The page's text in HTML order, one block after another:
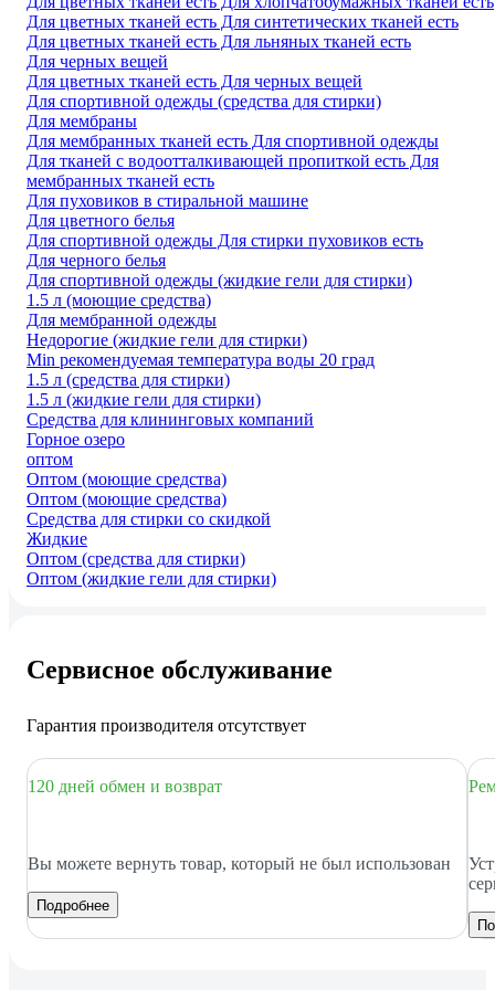
Для цветных тканей есть Для синтетических тканей есть
Для цветных тканей есть Для льняных тканей есть
Для черных вещей
Для цветных тканей есть Для черных вещей
Для спортивной одежды (средства для стирки)
Для мембраны
Для мембранных тканей есть Для спортивной одежды
Для тканей с водоотталкивающей пропиткой есть Для
мембранных тканей есть
Для пуховиков в стиральной машине
Для цветного белья
Для спортивной одежды Для стирки пуховиков есть
Для черного белья
Для спортивной одежды (жидкие гели для стирки)
1.5 л (моющие средства)
Для мембранной одежды
Недорогие (жидкие гели для стирки)
Min рекомендуемая температура воды 20 град
1.5 л (средства для стирки)
1.5 л (жидкие гели для стирки)
Средства для клининговых компаний
Горное озеро
оптом
Оптом (моющие средства)
Оптом (моющие средства)
Средства для стирки со скидкой
Жидкие
Оптом (средства для стирки)
Оптом (жидкие гели для стирки)
Сервисное обслуживание
Гарантия производителя отсутствует
120 дней обмен и возврат
Вы можете вернуть товар, который не был использован
Подробнее